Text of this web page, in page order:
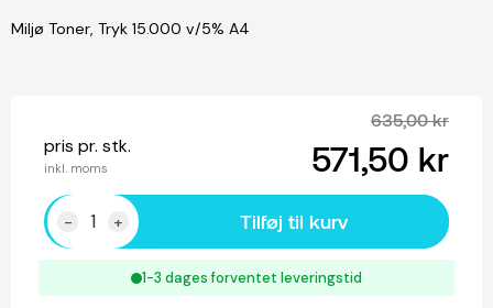
Miljø Toner, Tryk 15.000 v/5% A4
635,00 kr
pris pr. stk.
inkl. moms 571,50 kr
- + Tilføj til kurv
1-3 dages forventet leveringstid